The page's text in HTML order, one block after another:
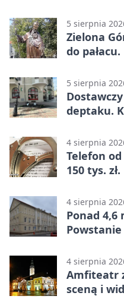
5 sierpnia
Zielona
do
5 sierpnia
deptaku.
4 sierpnia
Telefon
150 tys.
4 sierpnia
Ponad 4,6
4 sierpnia
Amfiteatr
sceną i